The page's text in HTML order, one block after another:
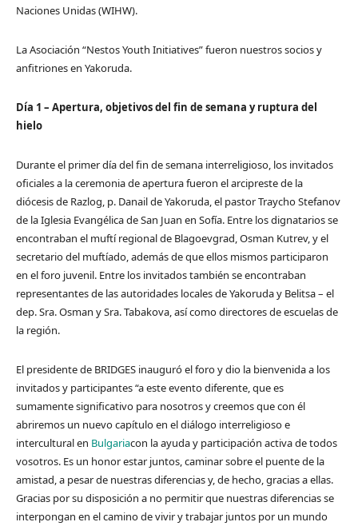
Naciones Unidas (WIHW).
La Asociación “Nestos Youth Initiatives” fueron nuestros socios y
anfitriones en Yakoruda.
Día 1 – Apertura, objetivos del fin de semana y ruptura del
hielo
Durante el primer día del fin de semana interreligioso, los invitados
oficiales a la ceremonia de apertura fueron el arcipreste de la
diócesis de Razlog, p. Danail de Yakoruda, el pastor Traycho Stefanov
de la Iglesia Evangélica de San Juan en Sofía. Entre los dignatarios se
encontraban el muftí regional de Blagoevgrad, Osman Kutrev, y el
secretario del muftíado, además de que ellos mismos participaron
en el foro juvenil. Entre los invitados también se encontraban
representantes de las autoridades locales de Yakoruda y Belitsa – el
dep. Sra. Osman y Sra. Tabakova, así como directores de escuelas de
la región.
El presidente de BRIDGES inauguró el foro y dio la bienvenida a los
invitados y participantes “a este evento diferente, que es
sumamente significativo para nosotros y creemos que con él
abriremos un nuevo capítulo en el diálogo interreligioso e
intercultural en Bulgariacon la ayuda y participación activa de todos
vosotros. Es un honor estar juntos, caminar sobre el puente de la
amistad, a pesar de nuestras diferencias y, de hecho, gracias a ellas.
Gracias por su disposición a no permitir que nuestras diferencias se
interpongan en el camino de vivir y trabajar juntos por un mundo